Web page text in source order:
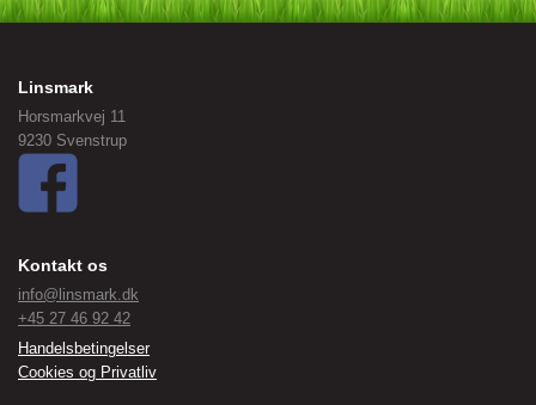
Linsmark
Horsmarkvej 11
9230 Svenstrup
Kontakt os
info@linsmark.dk
+45 27 46 92 42
Handelsbetingelser
Cookies og Privatliv